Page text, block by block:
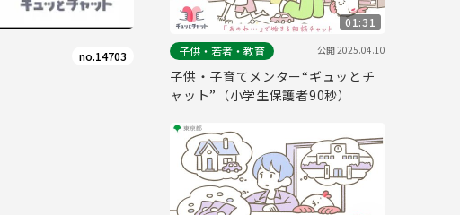
no.14703
01:31
子供・若者・教育
公開2025.04.10
子供・子育てメンター“ギュッとチ
ャット”（小学生保護者90秒）